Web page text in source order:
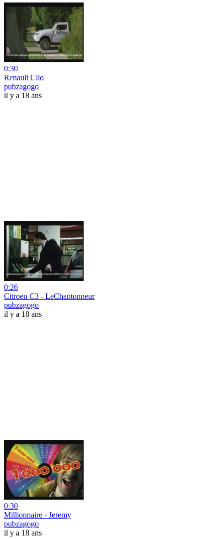
0:30
Renault Clio
pubzagogo
il y a 18 ans
0:26
Citroen C3 - LeChantonneur
pubzagogo
il y a 18 ans
0:30
Millionnaire - Jeremy
pubzagogo
il y a 18 ans